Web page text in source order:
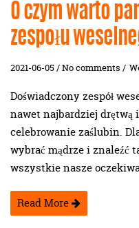
O czym warto
zespołu
2021-06-05 / No comments /
Doświadczony zespół
nawet najbardziej drętwą
celebrowanie zaślubin.
wybrać mądrze i znaleźć
wszystkie nasze
Read More